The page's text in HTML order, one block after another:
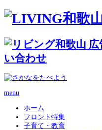
menu
ホーム
フロント特集
子育て・教育